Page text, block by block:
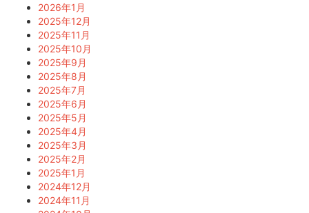
2026年1月
2025年12月
2025年11月
2025年10月
2025年9月
2025年8月
2025年7月
2025年6月
2025年5月
2025年4月
2025年3月
2025年2月
2025年1月
2024年12月
2024年11月